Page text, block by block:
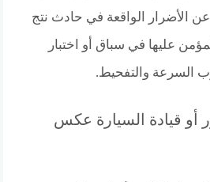
الأضرار الواقعة في حادث نتج
عليها في سباق أو اختبار
السرعة والتفحيط.
أو قيادة السيارة عكس